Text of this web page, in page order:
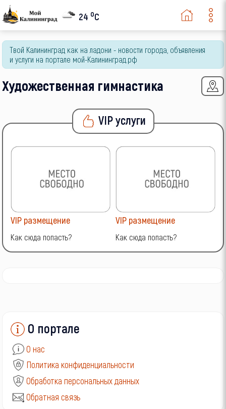
24 oC
Твой Калининград как на ладони - новости города, объявления
и услуги на портале мой-Калининград.рф
Художественная гимнастика
VIP услуги
VIP размещение
Как сюда попасть?
VIP размещение
Как сюда попасть?
О портале
О нас
Политика конфиденциальности
Обработка персональных данных
Обратная связь